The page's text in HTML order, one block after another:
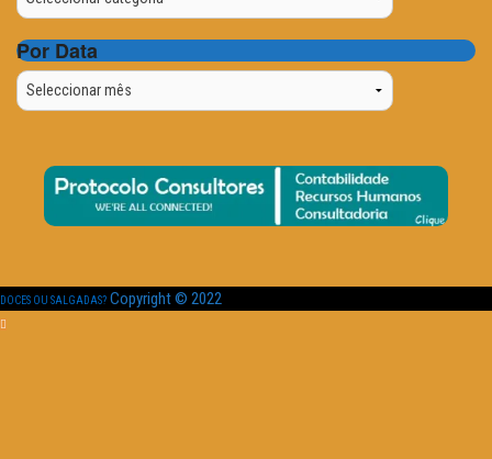
Por Data
Por
Data
DOCES OU SALGADAS? Copyright © 2022